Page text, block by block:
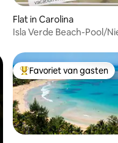
Flat in Carolina
Isla Verde Beach-Pool/
Topfavoriet van gasten
Favoriet van gasten